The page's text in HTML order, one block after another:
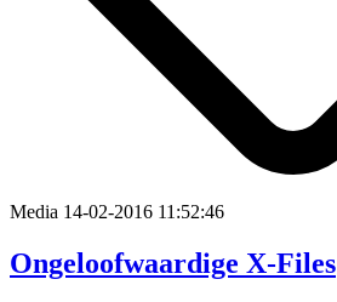
Media 14-02-2016 11:52:46
Ongeloofwaardige X-Files